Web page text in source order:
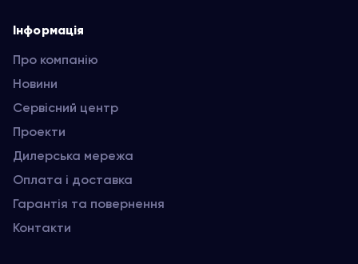
Інформація
Про компанію
Новини
Сервісний центр
Проекти
Дилерська мережа
Оплата і доставка
Гарантія та повернення
Контакти